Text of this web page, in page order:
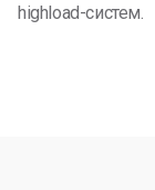
highload-систем.